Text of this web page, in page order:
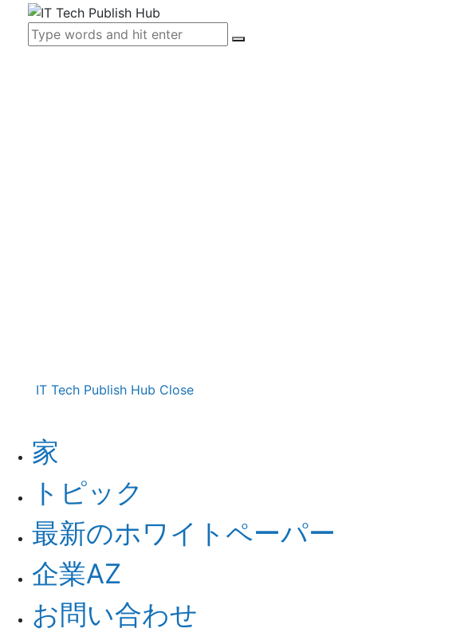
IT Tech Publish Hub Close
家
トピック
最新のホワイトペーパー
企業AZ
お問い合わせ